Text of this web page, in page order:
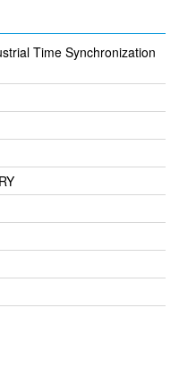
Time Synchronization